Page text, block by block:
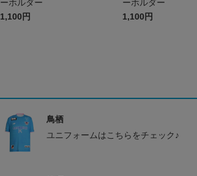
ーホルダー
1,100円
ーホルダー
1,100円
鳥栖
ユニフォームはこちらをチェック♪